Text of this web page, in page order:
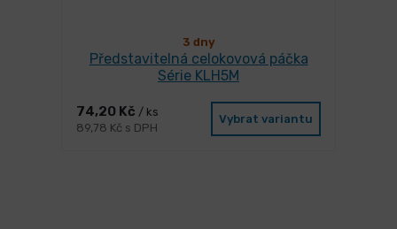
3 dny
Představitelná celokovová páčka
Série KLH5M
74,20 Kč / ks
89,78 Kč s DPH
Vybrat variantu